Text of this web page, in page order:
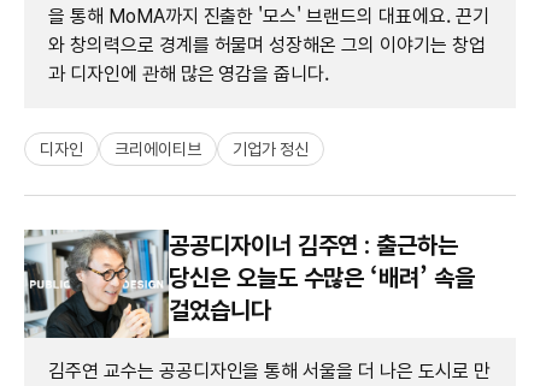
을 통해 MoMA까지 진출한 '모스' 브랜드의 대표에요. 끈기
와 창의력으로 경계를 허물며 성장해온 그의 이야기는 창업
과 디자인에 관해 많은 영감을 줍니다.
디자인 크리에이티브 기업가 정신
공공디자이너 김주연 : 출근하는
당신은 오늘도 수많은 ‘배려’ 속을
걸었습니다
김주연 교수는 공공디자인을 통해 서울을 더 나은 도시로 만